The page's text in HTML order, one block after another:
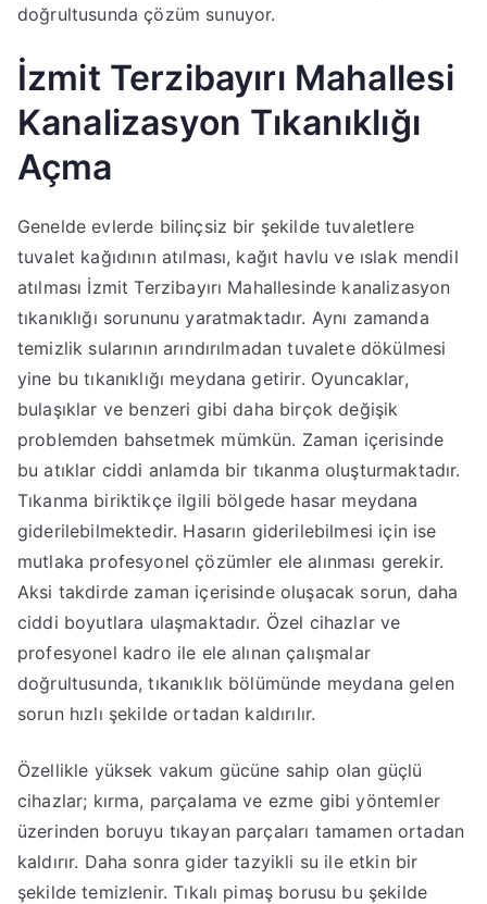
doğrultusunda çözüm sunuyor.
İzmit Terzibayırı Mahallesi
Kanalizasyon Tıkanıklığı
Açma
Genelde evlerde bilinçsiz bir şekilde tuvaletlere
tuvalet kağıdının atılması, kağıt havlu ve ıslak mendil
atılması İzmit Terzibayırı Mahallesinde kanalizasyon
tıkanıklığı sorununu yaratmaktadır. Aynı zamanda
temizlik sularının arındırılmadan tuvalete dökülmesi
yine bu tıkanıklığı meydana getirir. Oyuncaklar,
bulaşıklar ve benzeri gibi daha birçok değişik
problemden bahsetmek mümkün. Zaman içerisinde
bu atıklar ciddi anlamda bir tıkanma oluşturmaktadır.
Tıkanma biriktikçe ilgili bölgede hasar meydana
giderilebilmektedir. Hasarın giderilebilmesi için ise
mutlaka profesyonel çözümler ele alınması gerekir.
Aksi takdirde zaman içerisinde oluşacak sorun, daha
ciddi boyutlara ulaşmaktadır. Özel cihazlar ve
profesyonel kadro ile ele alınan çalışmalar
doğrultusunda, tıkanıklık bölümünde meydana gelen
sorun hızlı şekilde ortadan kaldırılır.
Özellikle yüksek vakum gücüne sahip olan güçlü
cihazlar; kırma, parçalama ve ezme gibi yöntemler
üzerinden boruyu tıkayan parçaları tamamen ortadan
kaldırır. Daha sonra gider tazyikli su ile etkin bir
şekilde temizlenir. Tıkalı pimaş borusu bu şekilde